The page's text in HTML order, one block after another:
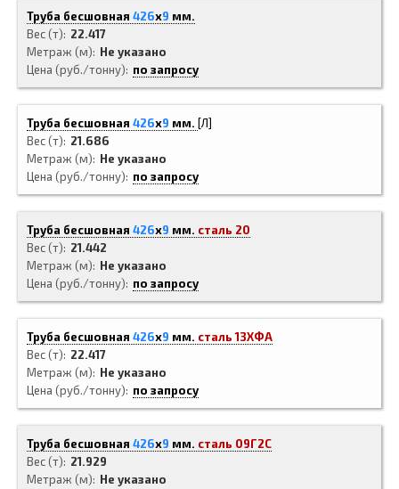
Труба бесшовная 426x9 мм.
Вес (т)
22.417
Метраж (м)
Не указано
Цена (руб./тонну)
по запросу
Труба бесшовная 426x9 мм. [Л]
Вес (т)
21.686
Метраж (м)
Не указано
Цена (руб./тонну)
по запросу
Труба бесшовная 426x9 мм. сталь 20
Вес (т)
21.442
Метраж (м)
Не указано
Цена (руб./тонну)
по запросу
Труба бесшовная 426x9 мм. сталь 13ХФА
Вес (т)
22.417
Метраж (м)
Не указано
Цена (руб./тонну)
по запросу
Труба бесшовная 426x9 мм. сталь 09Г2С
Вес (т)
21.929
Метраж (м)
Не указано